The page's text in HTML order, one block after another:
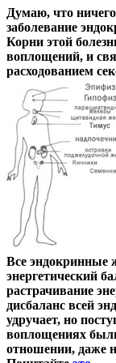
Думаю, что
заболевание
Корни этой
воплощений, и
расходованием
Все эндокринные
энергетический
растрачивание
дисбаланс всей
удручает, но
воплощениях
отношении, даже